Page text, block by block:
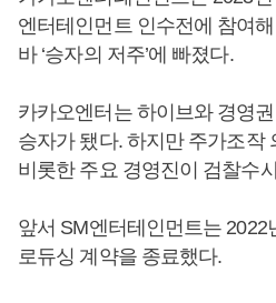
엔터테인먼트 인수전에 참여
바 ‘승자의 저주’에 빠졌다.
카카오엔터는 하이브와 경영
승자가 됐다. 하지만 주가조작
비롯한 주요 경영진이 검찰수
앞서 SM엔터테인먼트는 2022
로듀싱 계약을 종료했다.